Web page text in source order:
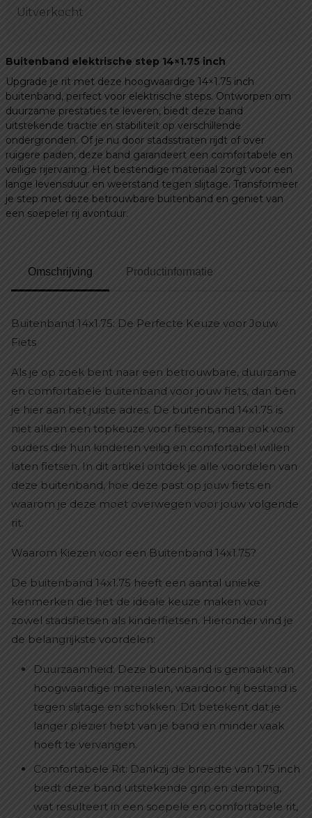
Uitverkocht
Buitenband elektrische step 14×1.75 inch
Upgrade je rit met deze hoogwaardige 14×1.75 inch
buitenband, perfect voor elektrische steps. Ontworpen om
duurzame prestaties te leveren, biedt deze band
uitstekende tractie en stabiliteit op verschillende
ondergronden. Of je nu door stadsstraten rijdt of over
ruigere paden, deze band garandeert een comfortabele en
veilige rijervaring. Het bestendige materiaal zorgt voor een
lange levensduur en weerstand tegen slijtage. Transformeer
je step met deze betrouwbare buitenband en geniet van
een soepeler rij avontuur.
Omschrijving Productinformatie
Buitenband 14x1.75: De Perfecte Keuze voor Jouw
Fiets
Als je op zoek bent naar een betrouwbare, duurzame
en comfortabele buitenband voor jouw fiets, dan ben
je hier aan het juiste adres. De buitenband 14x1.75 is
niet alleen een topkeuze voor fietsers, maar ook voor
ouders die hun kinderen veilig en comfortabel willen
laten fietsen. In dit artikel ontdek je alle voordelen van
deze buitenband, hoe deze past op jouw fiets en
waarom je deze moet overwegen voor jouw volgende
rit.
Waarom Kiezen voor een Buitenband 14x1.75?
De buitenband 14x1.75 heeft een aantal unieke
kenmerken die het de ideale keuze maken voor
zowel stadsfietsen als kinderfietsen. Hieronder vind je
de belangrijkste voordelen:
Duurzaamheid: Deze buitenband is gemaakt van
hoogwaardige materialen, waardoor hij bestand is
tegen slijtage en schokken. Dit betekent dat je
langer plezier hebt van je band en minder vaak
hoeft te vervangen.
Comfortabele Rit: Dankzij de breedte van 1.75 inch
biedt deze band uitstekende grip en demping,
wat resulteert in een soepele en comfortabele rit,